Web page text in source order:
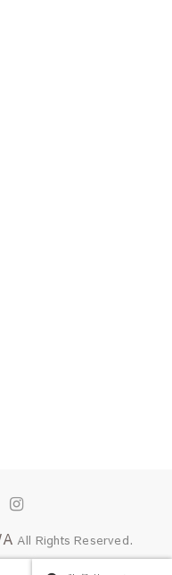
Instagram
All Rights Reserved.